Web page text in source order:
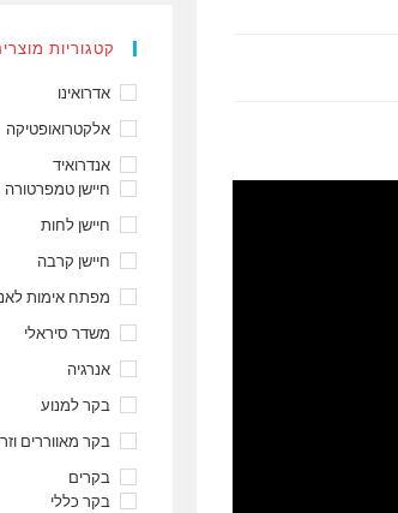
קטגוריות
אדרואינו
אלקטרואופטיקה
אנדרואיד
חיישן טמפרטורה
חיישן לחות
חיישן קרבה
מפתח אימות
משדר סיראלי
אנרגיה
בקר למנוע
בקר מאווררים
בקרים
בקר כללי